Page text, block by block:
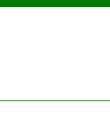
ステム